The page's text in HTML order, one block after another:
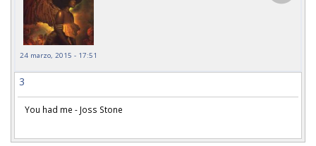
24 marzo, 2015 - 17:51
3
You had me - Joss Stone